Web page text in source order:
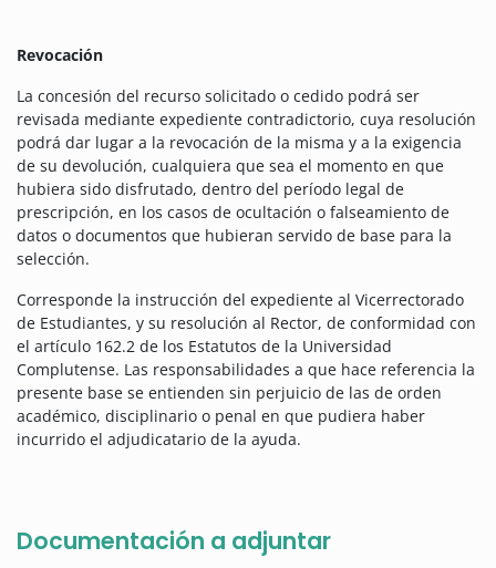
Revocación
La concesión del recurso solicitado o cedido podrá ser
revisada mediante expediente contradictorio, cuya resolución
podrá dar lugar a la revocación de la misma y a la exigencia
de su devolución, cualquiera que sea el momento en que
hubiera sido disfrutado, dentro del período legal de
prescripción, en los casos de ocultación o falseamiento de
datos o documentos que hubieran servido de base para la
selección.
Corresponde la instrucción del expediente al Vicerrectorado
de Estudiantes, y su resolución al Rector, de conformidad con
el artículo 162.2 de los Estatutos de la Universidad
Complutense. Las responsabilidades a que hace referencia la
presente base se entienden sin perjuicio de las de orden
académico, disciplinario o penal en que pudiera haber
incurrido el adjudicatario de la ayuda.
Documentación a adjuntar